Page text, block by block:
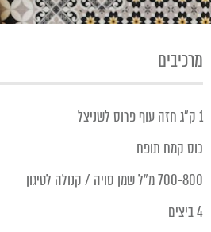
מרכיבים
1 ק״ג חזה עוף פרוס לשניצל
כוס קמח תופח
700-800 מ״ל שמן סויה / קנולה לטיגון
4 ביצים